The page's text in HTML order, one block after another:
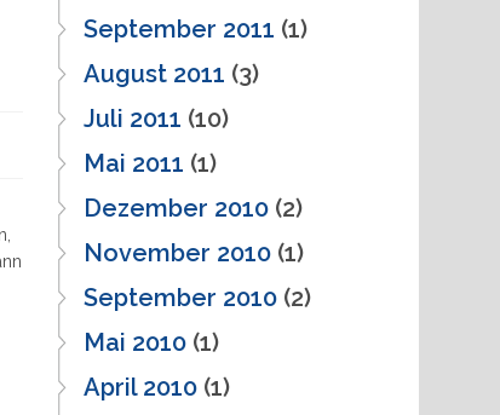
September 2011 (1)
August 2011 (3)
Juli 2011 (10)
Mai 2011 (1)
Dezember 2010(2)
November 2010(1)
September 2010(2)
Mai 2010(1)
April 2010(1)